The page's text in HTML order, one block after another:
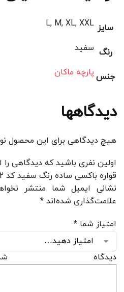
سایز L, M, XL, XXL
رنگ سفید
جنس پارچه ماکان
دیدگاهها
هیچ دیدگاهی برای این محصول
اولین نفری باشید که دیدگاهی
قواره باکسی ساده رنگ سفید کد T252”
نشانی ایمیل شما منتشر
علامت‌گذاری شده‌اند *
امتیاز شما *